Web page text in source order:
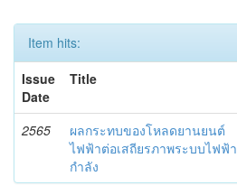
Item hits:
Issue
Date
Title
2565
ผลกระทบของโหลดยานยนต์
ไฟฟ้าต่อเสถียรภาพระบบไฟฟ้า
กำลัง